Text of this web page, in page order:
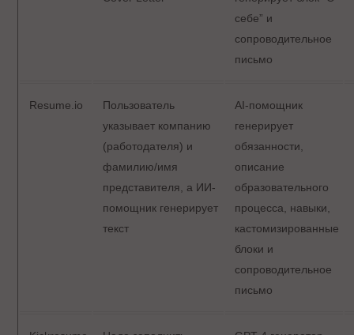
себе” и
сопроводительное
письмо
Resume.io
Пользователь
указывает компанию
(работодателя) и
фамилию/имя
представителя, а ИИ-
помощник генерирует
текст
AI-помощник
генерирует
обязанности,
описание
образовательного
процесса, навыки,
кастомизированные
блоки и
сопроводительное
письмо